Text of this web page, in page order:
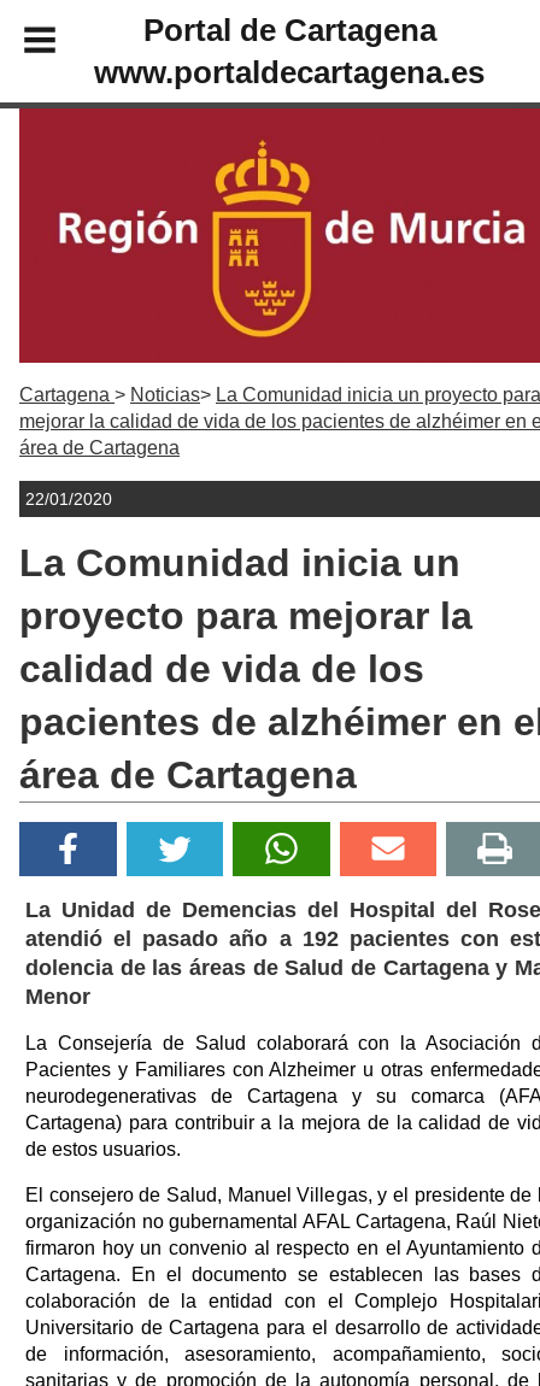
Portal de Cartagena
www.portaldecartagena.es
Cartagena Noticias
La Comunidad inicia un proyecto para
mejorar la calidad de vida de los pacientes de alzhéimer en
área de Cartagena
22/01/2020
La Comunidad inicia un
proyecto para mejorar la
calidad de vida de los
pacientes de alzhéimer en
área de Cartagena
La Unidad de Demencias del Hospital del
atendió el pasado año a 192 pacientes con
dolencia de las áreas de Salud de Cartagena y
Menor
La Consejería de Salud colaborará con la Asociación
Pacientes y Familiares con Alzheimer u otras
neurodegenerativas de Cartagena y su comarca
Cartagena) para contribuir a la mejora de la calidad de
de estos usuarios.
El consejero de Salud, Manuel Villegas, y el presidente de
organización no gubernamental AFAL Cartagena, Raúl
firmaron hoy un convenio al respecto en el Ayuntamiento
Cartagena. En el documento se establecen las bases
colaboración de la entidad con el Complejo
Universitario de Cartagena para el desarrollo de
de información, asesoramiento, acompañamiento,
sanitarias y de promoción de la autonomía personal, de